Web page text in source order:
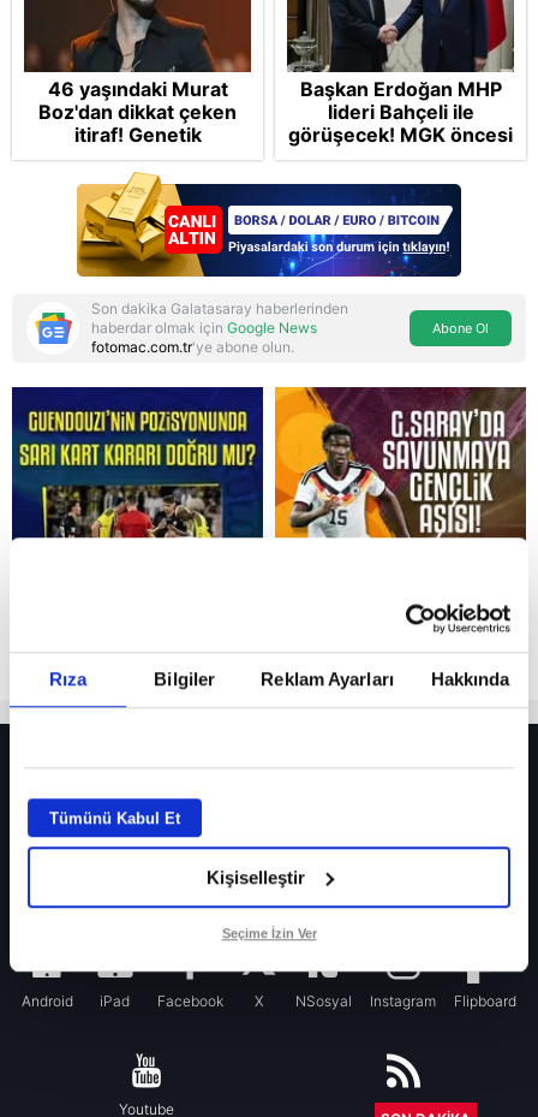
Rıza Bilgiler Reklam Ayarları Hakkında
Tümünü Kabul Et
Kişiselleştir
Seçime İzin Ver
Reddet
46 yaşındaki Murat
Boz'dan dikkat çeken
itiraf! Genetik
korkusunu açıkladı
Başkan Erdoğan MHP
lideri Bahçeli ile
görüşecek! MGK öncesi
sürpriz zirve: Çerçeve
Yasa teklifi gündemde
Son dakika Galatasaray haberlerinden
haberdar olmak için Google News
fotomac.com.tr'ye abone olun.
Abone Ol
Fenerbahçe’de sürpriz ayrılık ihtimali! Devre arasında gelmişti
Fenerbahçe’nin yeni transferi Mason Greenwood için olay sözler!
Galatasaray’da rota yeniden Thiago Almada!
Android iPad Facebook X NSosyal Instagram Flipboard
Youtube RSS